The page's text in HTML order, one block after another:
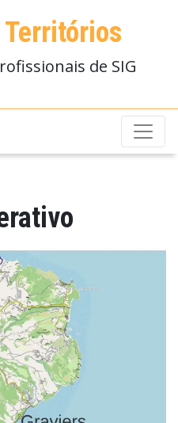
Territórios
de SIG